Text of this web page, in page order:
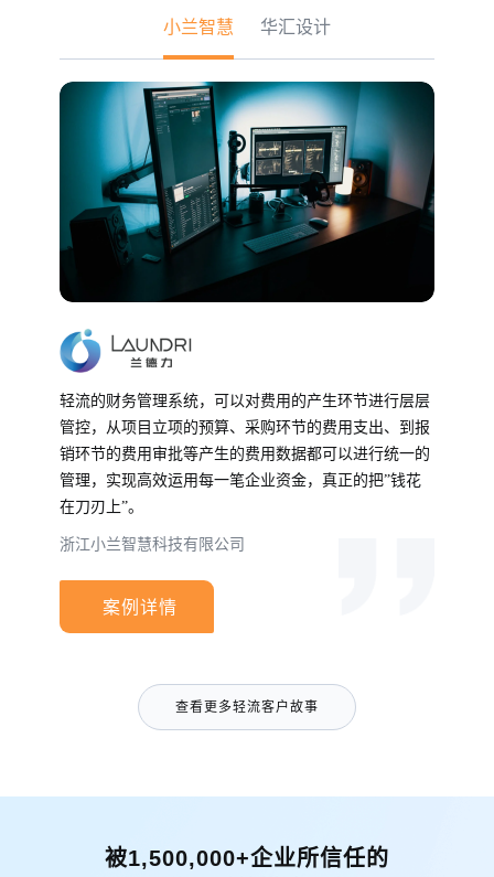
小兰智慧 华汇设计
轻流的财务管理系统，可以对费用的产生环节进行层层
管控，从项目立项的预算、采购环节的费用支出、到报
销环节的费用审批等产生的费用数据都可以进行统一的
管理，实现高效运用每一笔企业资金，真正的把”钱花
在刀刃上”。
浙江小兰智慧科技有限公司
案例详情
查看更多轻流客户故事
被1,500,000+企业所信任的